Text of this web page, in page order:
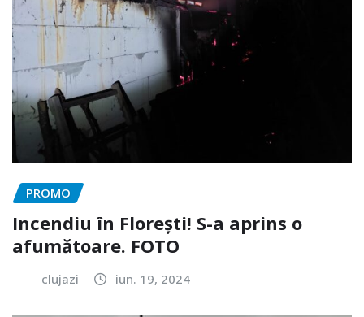
PROMO
Incendiu în Florești! S-a aprins o
afumătoare. FOTO
clujazi iun. 19, 2024